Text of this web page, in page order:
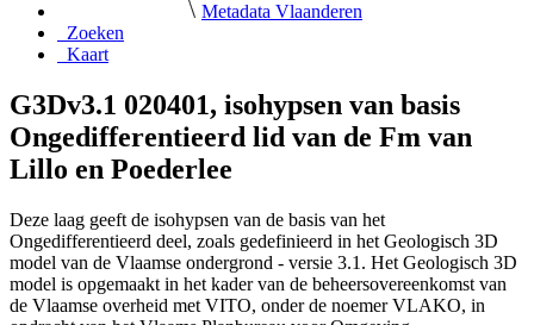
Metadata Vlaanderen
Zoeken
Kaart
G3Dv3.1 020401, isohypsen van basis
Ongedifferentieerd lid van de Fm van
Lillo en Poederlee
Deze laag geeft de isohypsen van de basis van het
Ongedifferentieerd deel, zoals gedefinieerd in het Geologisch 3D
model van de Vlaamse ondergrond - versie 3.1. Het Geologisch 3D
model is opgemaakt in het kader van de beheersovereenkomst van
de Vlaamse overheid met VITO, onder de noemer VLAKO, in